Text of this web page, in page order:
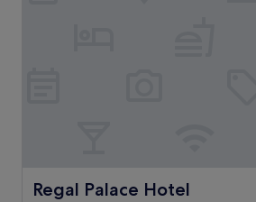
Regal Palace Hotel
Regal Palace Hotel